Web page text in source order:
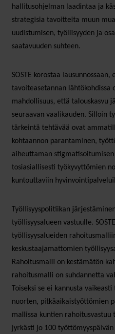
hallitusohjelman laadintaa ja
strategisia tavoitteita muun
uudistumisen, työllisyyden ja
saatavuuden suhteen.
SOSTE korostaa
tavoiteasetannan lähtökohdissa
mahdollisuus, että talouskasvu
seuraavan vaalikauden. Silloin
tärkeintä tehtävää ovat
kohtaannon parantaminen,
aiheuttaman
tosiasiallisesti työkyvyttömien
kuntouttaviin
Työllisyyspolitiikan
työllisyysalueen vastuulle.
työllisyysalueiden
keskustaajamattomien
Rahoitusmalli on kestämätön
rahoitusmalli on suhdannetta
Toiseksi se ei kannusta
nuorten, pitkäaikaistyöttömien
mallissa kuntien rahoitusvastuu
jyrkästi jo 100